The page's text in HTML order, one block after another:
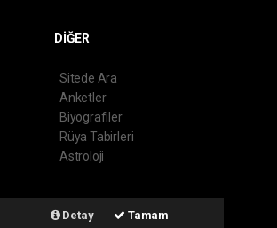
Detay Tamam
DİĞER
Sitede Ara
Anketler
Biyografiler
Rüya Tabirleri
Astroloji